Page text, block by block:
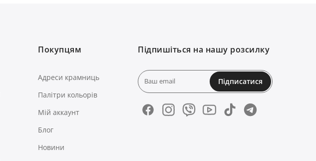
Покупцям
Адреси крамниць
Палітри кольорів
Мій аккаунт
Блог
Новини
Підпишіться на нашу розсилку
Підписатися